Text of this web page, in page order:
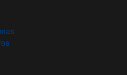
ventana)
(abre en nueva ventana)
(abre en nueva ventana)